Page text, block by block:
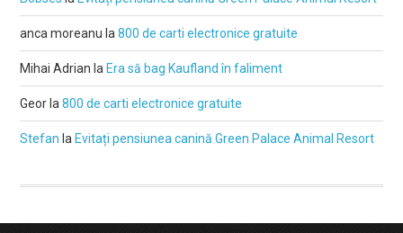
anca moreanu la800 de carti electronice gratuite
Mihai Adrian la Era să bag Kaufland în faliment
Geor la800 de carti electronice gratuite
Stefan la Evitați pensiunea canină Green Palace Animal Resort